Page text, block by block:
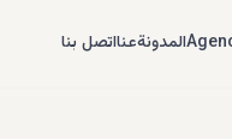
المدونةعنااتصل بنا